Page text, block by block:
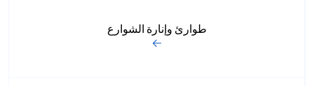
طوارئ وإنارة الشوارع